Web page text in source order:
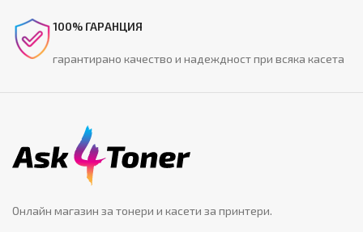
100% ГАРАНЦИЯ
гарантирано качество и надеждност при всяка касета
Онлайн магазин за тонери и касети за принтери.